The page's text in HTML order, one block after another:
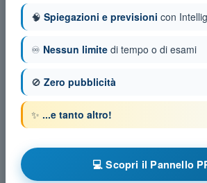
🧠 Spiegazioni e previsioni con
♾️ Nessun limite di tempo o di esami
🚫 Zero pubblicità
✨ ...e tanto altro!
💻 Scopri il Pannello